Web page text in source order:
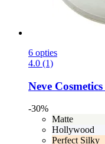
6 opties
4.0 (1)
Neve Cosmetics
-30%
Matte
Hollywood
Perfect Silky